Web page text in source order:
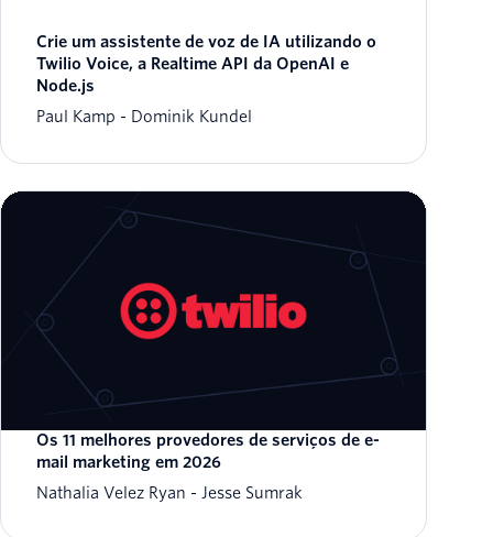
Crie um assistente de voz de IA utilizando o
Twilio Voice, a Realtime API da OpenAI e
Node.js
Paul Kamp
Dominik Kundel
Os 11 melhores provedores de serviços de e-
mail marketing em 2026
Nathalia Velez Ryan
Jesse Sumrak